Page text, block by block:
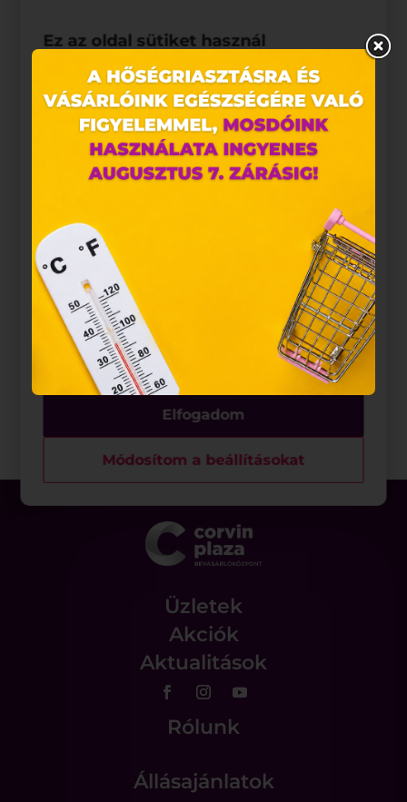
összes üzlet
Üzletek
Akciók
Aktualitások
Rólunk
Állásajánlatok
Ez az oldal sütiket használ
Weboldalunkon „cookie"-kat (továbbiakban „süti")
alkalmazunk. Ezek olyan fájlok, melyek információt
tárolnak webes böngészőjében. Ehhez az Ön
hozzájárulása szükséges.
A „sütiket" az elektronikus hírközlésről szóló 2003.
összefüggő szolgáltatások egyes kérdéseiről szóló
2001. évi CVIII. törvény, valamint az Európai Unió
előírásainak megfelelően használjuk. Azon
weblapoknak, melyek az Európai Unió országain
belül működnek, a „sütik" használatához, és
ezeknek a felhasználó számítógépén vagy egyéb
eszközén történő tárolásához a felhasználók
hozzájárulását kell kérniük.
Elfogadom
Módosítom a beállításokat